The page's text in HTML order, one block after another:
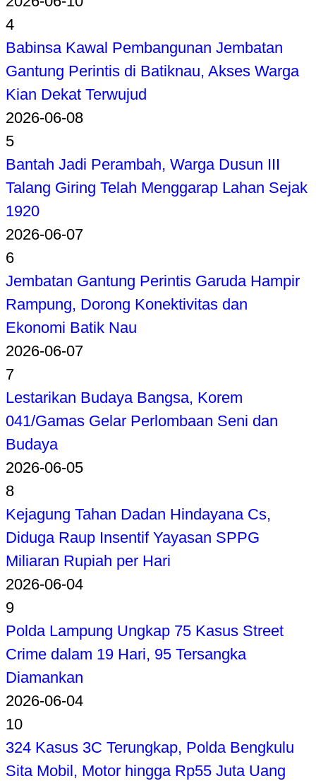
4
Babinsa Kawal Pembangunan Jembatan
Gantung Perintis di Batiknau, Akses Warga
Kian Dekat Terwujud
2026-06-08
5
Bantah Jadi Perambah, Warga Dusun III
Talang Giring Telah Menggarap Lahan Sejak
1920
2026-06-07
6
Jembatan Gantung Perintis Garuda Hampir
Rampung, Dorong Konektivitas dan
Ekonomi Batik Nau
2026-06-07
7
Lestarikan Budaya Bangsa, Korem
041/Gamas Gelar Perlombaan Seni dan
Budaya
2026-06-05
8
Kejagung Tahan Dadan Hindayana Cs,
Diduga Raup Insentif Yayasan SPPG
Miliaran Rupiah per Hari
2026-06-04
9
Polda Lampung Ungkap 75 Kasus Street
Crime dalam 19 Hari, 95 Tersangka
Diamankan
2026-06-04
10
324 Kasus 3C Terungkap, Polda Bengkulu
Sita Mobil, Motor hingga Rp55 Juta Uang